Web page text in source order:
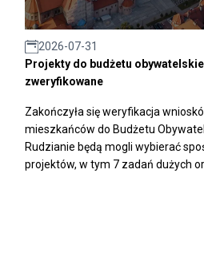
2026-07-31
Projekty do budżetu
zweryfikowane
Zakończyła się weryfikacja
mieszkańców do Budżetu
Rudzianie będą mogli wybierać
projektów, w tym 7 zadań dużych